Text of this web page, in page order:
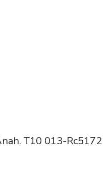
T10 013-Rc5172